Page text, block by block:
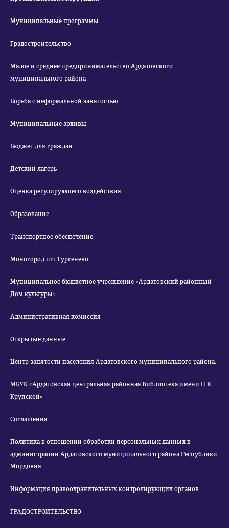
Муниципальные программы
Градостроительство
Малое и среднее предпринимательство Ардатовского
муниципального района
Борьба с неформальной занятостью
Муниципальные архивы
Бюджет для граждан
Детский лагерь
Оценка регулирующего воздействия
Образование
Транспортное обеспечение
Моногород пгт.Тургенево
Муниципальное бюджетное учреждение «Ардатовский районный
Дом культуры»
Административная комиссия
Открытые данные
Центр занятости населения Ардатовского муниципального района.
МБУК «Ардатовская центральная районная библиотека имени Н.К.
Крупской»
Соглашения
Политика в отношении обработки персональных данных в
администрации Ардатовского муниципального района Республики
Мордовия
Информация правоохранительных контролирующих органов
ГРАДОСТРОИТЕЛЬСТВО